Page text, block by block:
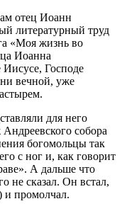
отец Иоанн
литературный труд
«Моя жизнь во
Иоанна
Господе
вечной, уже
для него
собора
богомольцы так
с ног и, как говорит
А дальше что
не сказал. Он встал,
и промолчал.